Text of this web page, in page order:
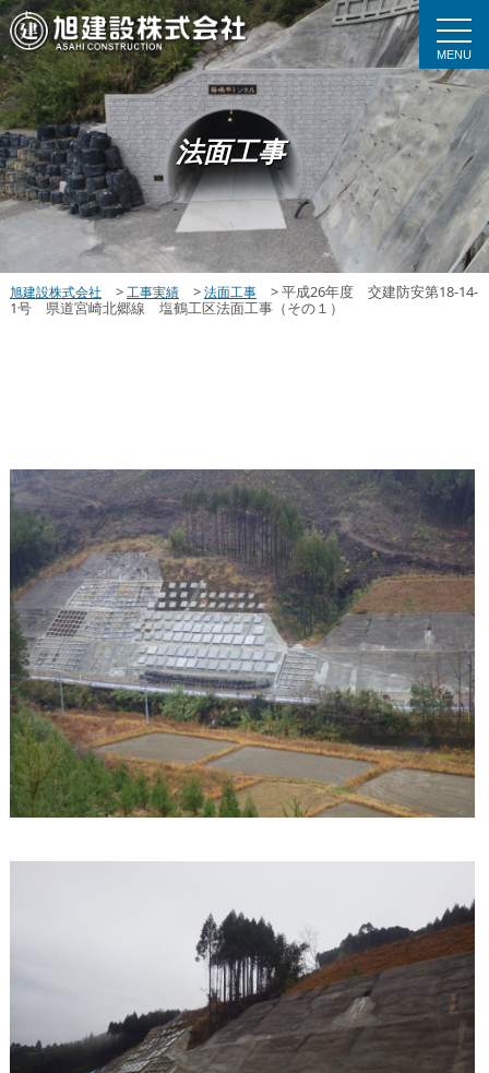
MENU
法面工事
旭建設株式会社 > 工事実績 > 法面工事 >平成26年度 交建防安第18-14-
1号 県道宮崎北郷線 塩鶴工区法面工事（その１）